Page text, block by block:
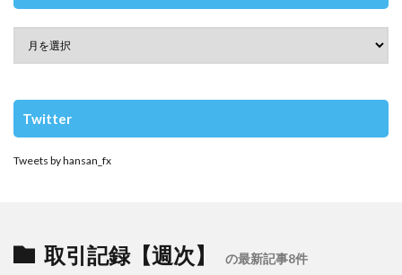
Twitter
Tweets by hansan_fx
取引記録【週次】 の最新記事8件